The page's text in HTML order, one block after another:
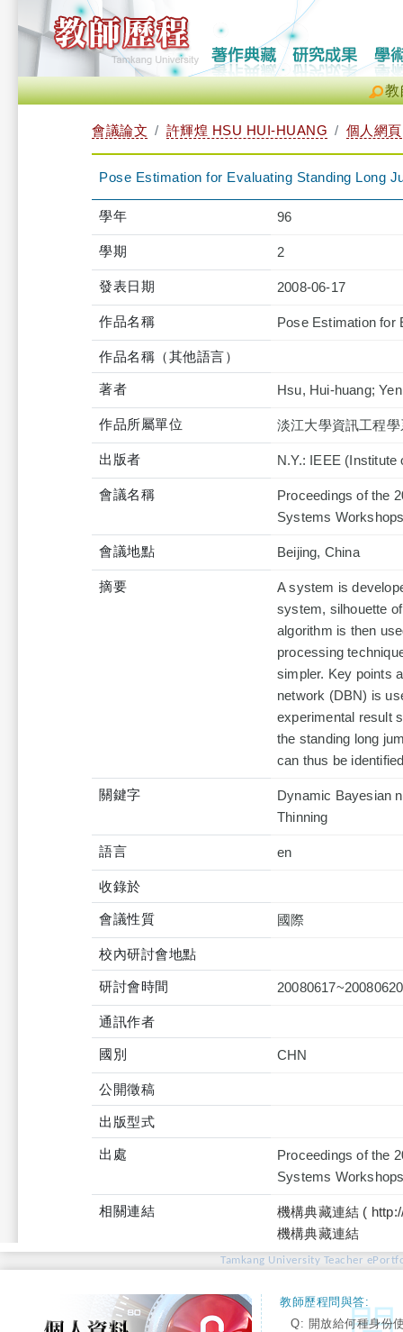
教
會議論文 許輝煌 HSU HUI-HUANG 個人網頁
Pose Estimation for Evaluating Standing Long
學年 96
學期 2
發表日期 2008-06-17
作品名稱 Pose Estimation for
作品名稱（其他語言）
著者 Hsu, Hui-huang;
作品所屬單位 淡江大學資訊工程學
出版者 N.Y.: IEEE
會議名稱
Proceedings of the
Systems
會議地點 Beijing, China
摘要
A system is
system, silhouette
algorithm is then
processing
simpler. Key points
network (DBN) is
experimental result
the standing long
can thus be
關鍵字
Dynamic Bayesian
Thinning
語言 en
收錄於
會議性質 國際
校內研討會地點
研討會時間 20080617~20080620
通訊作者
國別 CHN
公開徵稿
出版型式
出處
Proceedings of the
Systems
相關連結
機構典藏連結 (
機構典藏連結
Tamkang University Teacher
教師歷程問與答:
Q: 開放給何種身份